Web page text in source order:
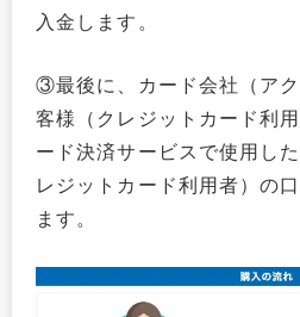
入金します。
③最後に、カード会社（ア
客様（クレジットカード利
ード決済サービスで使用し
レジットカード利用者）の
ます。